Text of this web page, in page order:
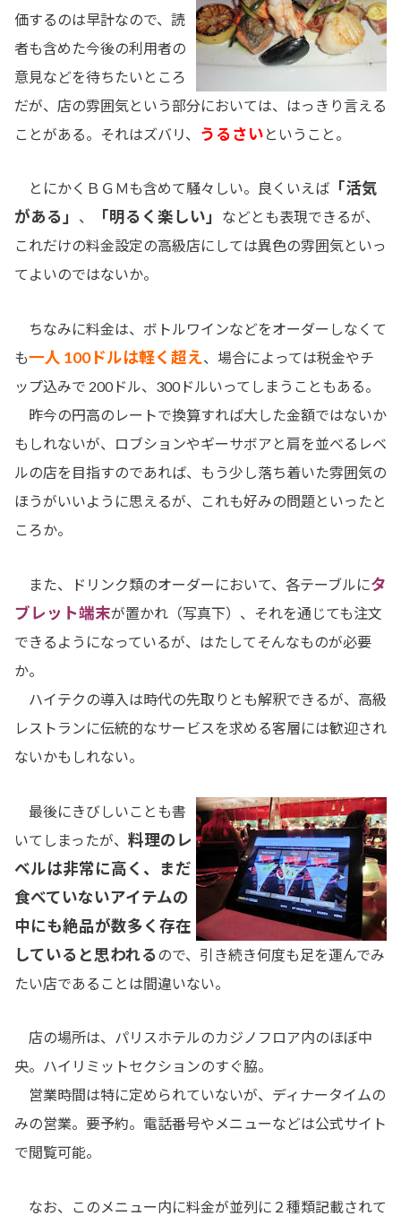
価するのは早計なので、読
者も含めた今後の利用者の
意見などを待ちたいところ
だが、店の雰囲気という部分においては、はっきり言える
ことがある。それはズバリ、
うるさい ということ。
とにかくＢＧＭも含めて騒々しい。良くいえば 「活気
がある」
、 「明るく楽しい」
などとも表現できるが、
これだけの料金設定の高級店にしては異色の雰囲気といっ
てよいのではないか。
ちなみに料金は、ボトルワインなどをオーダーしなくて
も一人 100ドルは軽く超え、場合によっては税金やチ
ップ込みで 200ドル、300ドルいってしまうこともある。
昨今の円高のレートで換算すれば大した金額ではないか
もしれないが、ロブションやギーサボアと肩を並べるレベ
ルの店を目指すのであれば、もう少し落ち着いた雰囲気の
ほうがいいように思えるが、これも好みの問題といったと
ころか。
また、ドリンク類のオーダーにおいて、各テーブルにタ
ブレット端末が置かれ（写真下）、それを通じても注文
できるようになっているが、はたしてそんなものが必要
か。
ハイテクの導入は時代の先取りとも解釈できるが、高級
レストランに伝統的なサービスを求める客層には歓迎され
ないかもしれない。
最後にきびしいことも書
いてしまったが、 料理のレ
ベルは非常に高く、まだ
食べていないアイテムの
中にも絶品が数多く存在
していると思われる ので、引き続き何度も足を運んでみ
たい店であることは間違いない。
店の場所は、パリスホテルのカジノフロア内のほぼ中
央。ハイリミットセクションのすぐ脇。
営業時間は特に定められていないが、ディナータイムの
みの営業。要予約。電話番号やメニューなどは公式サイト
で閲覧可能。
なお、このメニュー内に料金が並列に２種類記載されて